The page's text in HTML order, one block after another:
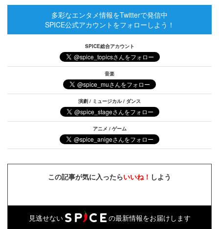
多彩なエンタメ情報をTwitterで発信中
SPICE公式アカウントをフォローしよう！
SPICE総合アカウント
音楽
演劇 / ミュージカル / ダンス
アニメ / ゲーム
この記事が気に入ったらいいね！ しよう
見逃せない の最新情報をお届けします